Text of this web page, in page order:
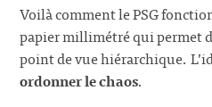
Voilà comment le PSG
papier millimétré qui permet
point de vue hiérarchique.
ordonner le chaos.